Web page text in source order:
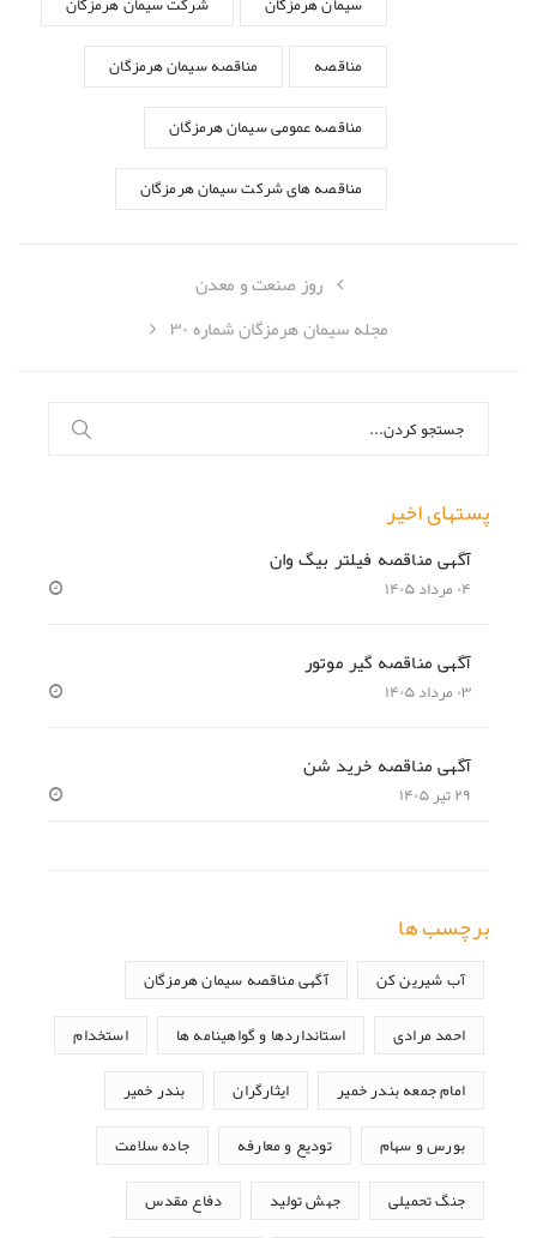
سیمان هرمزگان شرکت سیمان هرمزگان
مناقصه مناقصه سیمان هرمزگان
مناقصه عمومی سیمان هرمزگان
مناقصه های شرکت سیمان هرمزگان
روز صنعت و معدن
مجله سیمان هرمزگان شماره ۳۰
برای:
پستهای اخیر
آگهی مناقصه فیلتر بیگ وان
۰۴ مرداد ۱۴۰۵
آگهی مناقصه گیر موتور
۰۳ مرداد ۱۴۰۵
آگهی مناقصه خرید شن
۲۹ تیر ۱۴۰۵
برچسب ها
آب شیرین کن آگهی مناقصه سیمان هرمزگان
احمد مرادی استانداردها و گواهینامه ها استخدام
امام جمعه بندر خمیر ایثارگران بندر خمیر
بورس و سهام تودیع و معارفه جاده سلامت
جنگ تحمیلی جهش تولید دفاع مقدس